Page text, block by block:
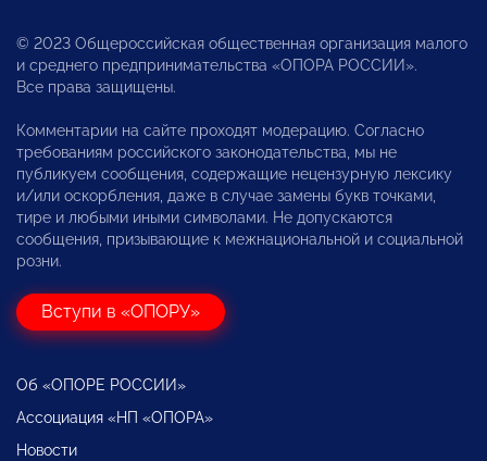
© 2023 Общероссийская общественная организация малого
и среднего предпринимательства «ОПОРА РОССИИ».
Все права защищены.
Комментарии на сайте проходят модерацию. Согласно
требованиям российского законодательства, мы не
публикуем сообщения, содержащие нецензурную лексику
и/или оскорбления, даже в случае замены букв точками,
тире и любыми иными символами. Не допускаются
сообщения, призывающие к межнациональной и социальной
розни.
Вступи в «ОПОРУ»
Об «ОПОРЕ РОССИИ»
Ассоциация «НП «ОПОРА»
Новости